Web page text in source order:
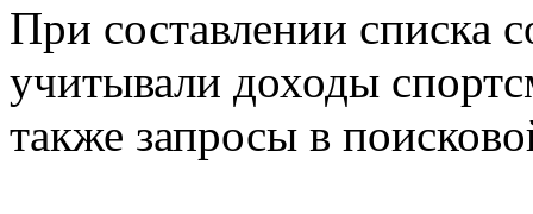
При составлении списка
учитывали доходы
также запросы в